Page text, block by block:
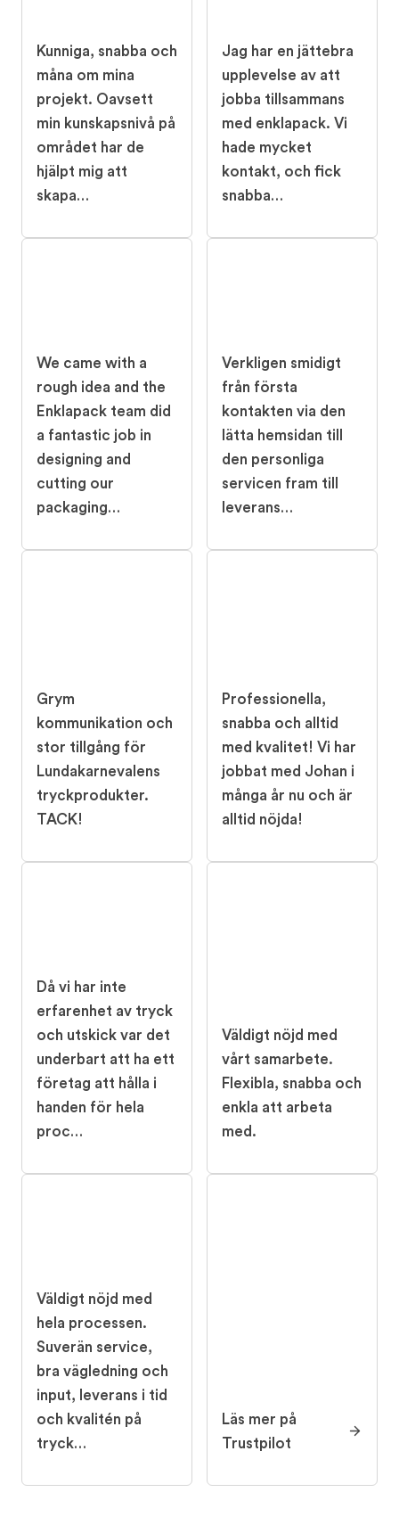
Kunniga, snabba och
måna om mina
projekt. Oavsett
min kunskapsnivå på
området har de
hjälpt mig att
skapa…
We came with a
rough idea and the
Enklapack team did
a fantastic job in
designing and
cutting our
packaging…
Grym
kommunikation och
stor tillgång för
Lundakarnevalens
tryckprodukter.
TACK!
Då vi har inte
erfarenhet av tryck
och utskick var det
underbart att ha ett
företag att hålla i
handen för hela
proc…
Väldigt nöjd med
hela processen.
Suverän service,
bra vägledning och
input, leverans i tid
och kvalitén på
tryck…
Jag har en jättebra
upplevelse av att
jobba tillsammans
med enklapack. Vi
hade mycket
kontakt, och fick
snabba…
Verkligen smidigt
från första
kontakten via den
lätta hemsidan till
den personliga
servicen fram till
leverans…
Professionella,
snabba och alltid
med kvalitet! Vi har
jobbat med Johan i
många år nu och är
alltid nöjda!
Väldigt nöjd med
vårt samarbete.
Flexibla, snabba och
enkla att arbeta
med.
Läs mer på
Trustpilot